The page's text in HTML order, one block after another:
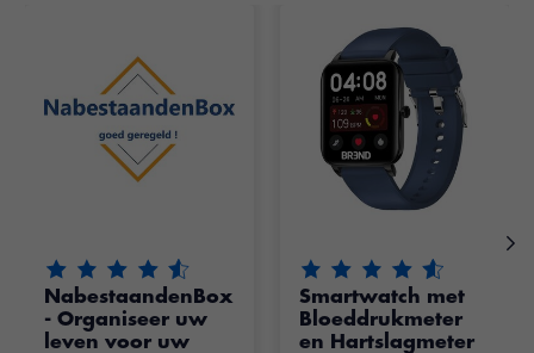
De beoordeling van dit product is 4.85 van de 5
NabestaandenBox
- Organiseer uw
leven voor uw
De beoordeling van dit
Smartwatch met
Bloeddrukmeter
en Hartslagmeter